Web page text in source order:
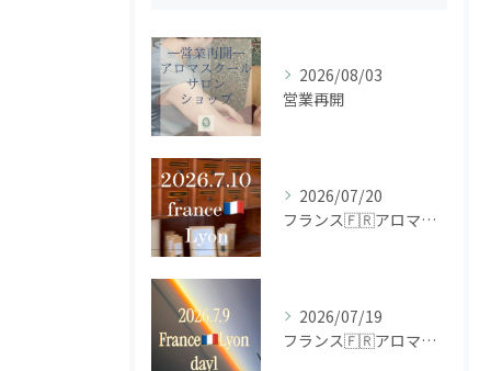
2026/08/03
営業再開
2026/07/20
フランス🇫🇷アロマ研修ツアー𝗱𝗮𝘆𝟮
2026/07/19
フランス🇫🇷アロマ研修ツアー𝗱𝗮𝘆𝟭